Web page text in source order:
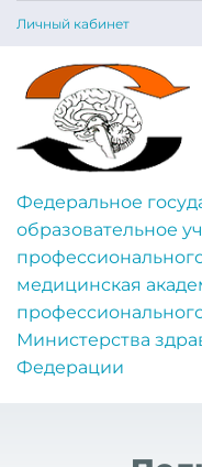
Личный кабинет
Федеральное
образовательное
медицинская
Министерства
Федерации